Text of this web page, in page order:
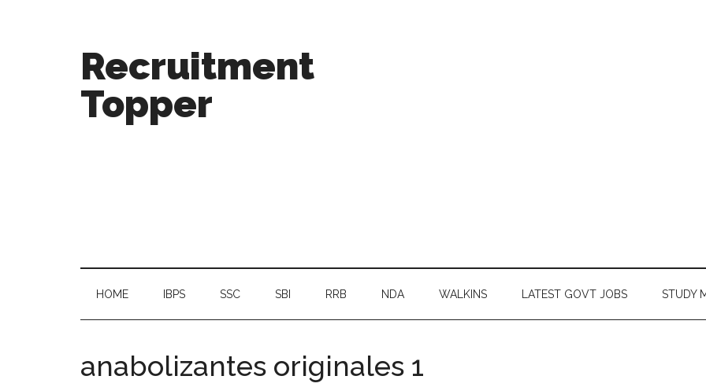
Recruitment
Topper
HOME IBPS SSC SBI RRB NDA WALKINS LATEST GOVT JOBS STUDY
anabolizantes originales 1